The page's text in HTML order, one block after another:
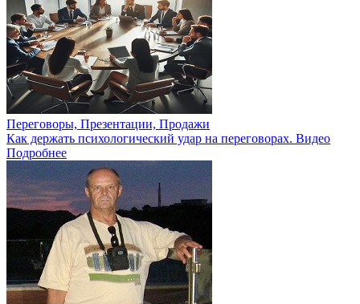
Переговоры, Презентации, Продажи
Как держать психологический удар на переговорах. Видео
Подробнее